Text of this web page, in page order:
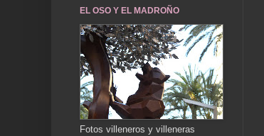
EL OSO Y EL MADROÑO
Fotos villeneros y villeneras